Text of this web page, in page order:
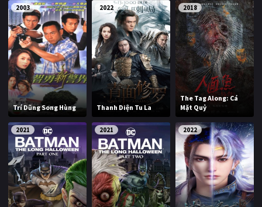
2003
Trí Dũng Song Hùng
2022
Thanh Diện Tu La
2018
The Tag Along: Cá
Mặt Quỷ
2021 2021 2022